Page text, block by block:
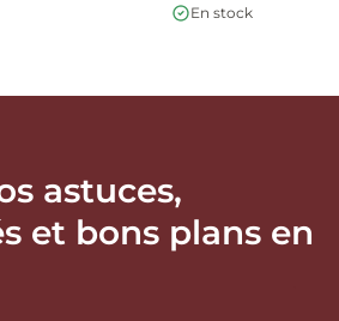
En stock
astuces,
et bons plans en